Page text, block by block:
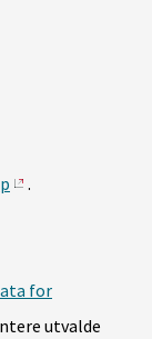
.
for
utvalde